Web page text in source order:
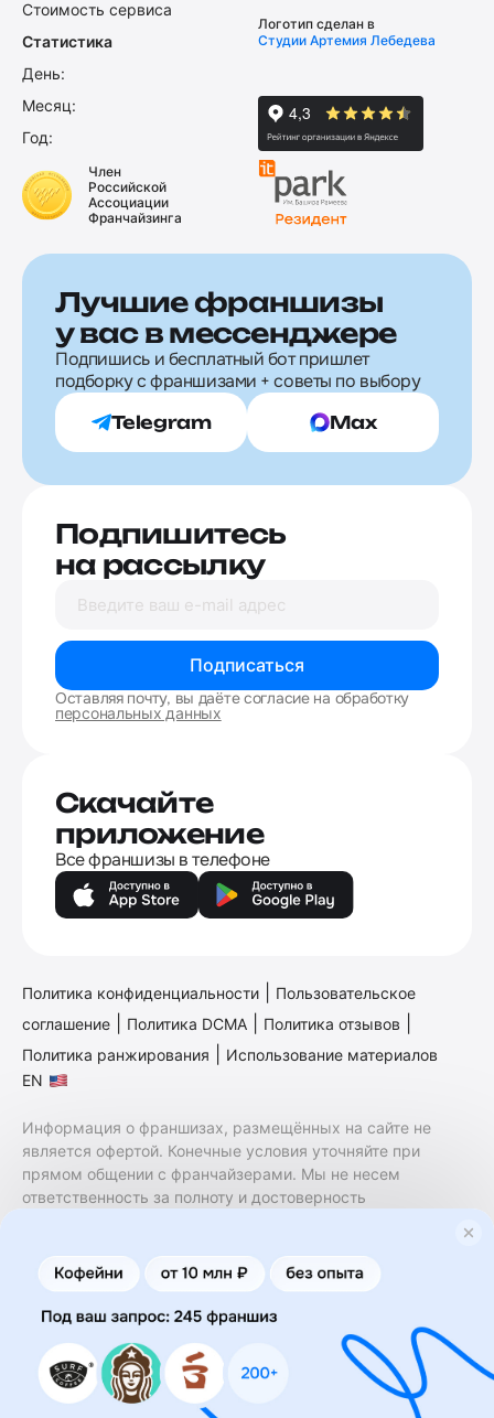
Стоимость сервиса
Статистика
День:
Месяц:
Год:
Логотип сделан в
Студии Артемия Лебедева
Член
Российской
Ассоциации
Франчайзинга
Лучшие франшизы
у вас в мессенджере
Подпишись и бесплатный бот пришлет
подборку с франшизами + советы по выбору
Telegram Max
Подпишитесь
на рассылку
Подписаться
Оставляя почту, вы даёте согласие на обработку
персональных данных
Скачайте
приложение
Все франшизы в телефоне
Политика конфиденциальности
Пользовательское
соглашение
Политика DCMA Политика отзывов
Политика ранжирования
Использование материалов
EN
Информация о франшизах, размещённых на сайте не
является офертой. Конечные условия уточняйте при
прямом общении с франчайзерами. Мы не несем
ответственность за полноту и достоверность
финансовые услуги. Заключение договоров
коммерческой концессии (франчайзинга) осуществляется
правообладателями/их представителями. Бизнесменс.ру
не является посредником или представителем
правообладателя и не несет ответственность за условия
предоставления франшизы и действия лиц,
осуществленные на основании информации, имеющейся